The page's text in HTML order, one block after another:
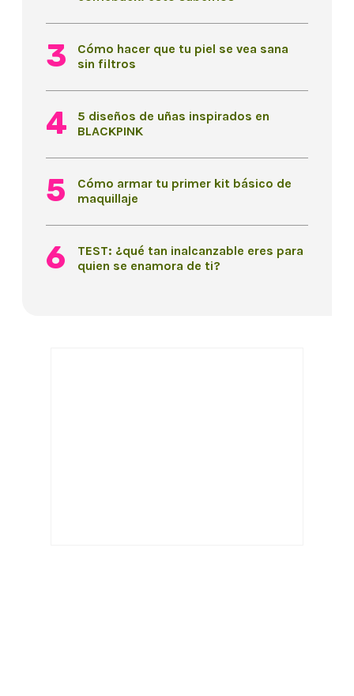
Cómo hacer que tu piel se vea sana
sin filtros
5 diseños de uñas inspirados en
BLACKPINK
Cómo armar tu primer kit básico de
maquillaje
TEST: ¿qué tan inalcanzable eres para
quien se enamora de ti?